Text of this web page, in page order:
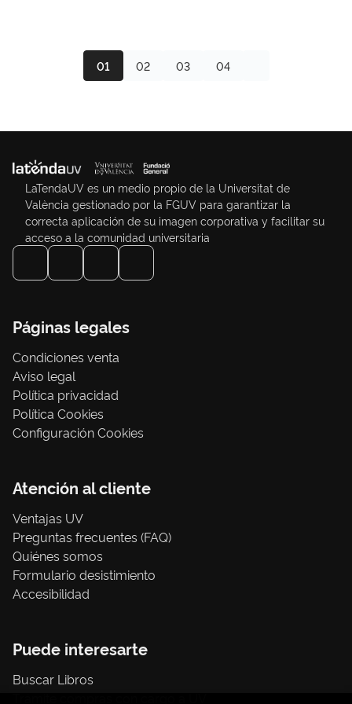
01 02 03 04
LaTendaUV es un medio propio de la Universitat de
València gestionado por la FGUV para garantizar la
correcta aplicación de su imagen corporativa y facilitar su
acceso a la comunidad universitaria
Páginas legales
Condiciones venta
Aviso legal
Política privacidad
Política Cookies
Configuración Cookies
Atención al cliente
Ventajas UV
Preguntas frecuentes (FAQ)
Quiénes somos
Formulario desistimiento
Accesibilidad
Puede interesarte
Buscar Libros